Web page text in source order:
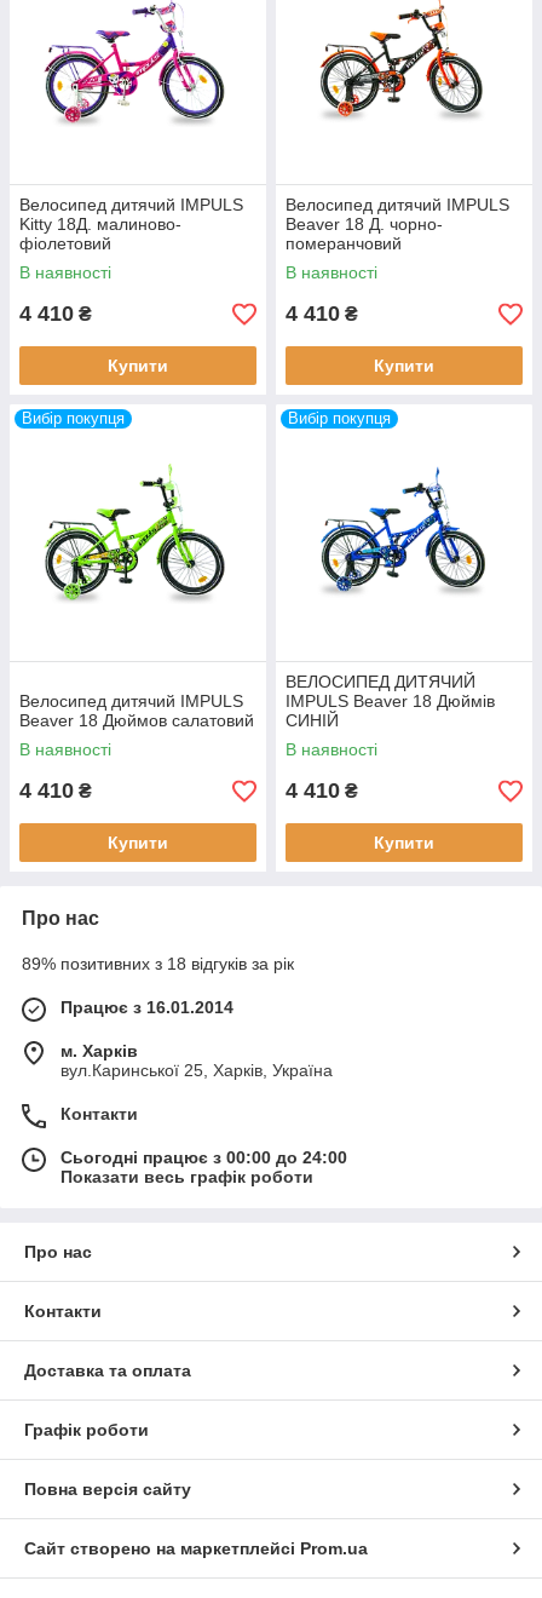
Велосипед дитячий IMPULS
Kitty 18Д. малиново-
фіолетовий
В наявності
4 410 ₴
Купити
Велосипед дитячий IMPULS
Beaver 18 Д. чорно-
померанчовий
В наявності
4 410 ₴
Купити
Вибір покупця
Велосипед дитячий IMPULS
Beaver 18 Дюймов салатовий
В наявності
4 410 ₴
Купити
Вибір покупця
ВЕЛОСИПЕД ДИТЯЧИЙ
IMPULS Beaver 18 Дюймів
СИНІЙ
В наявності
4 410 ₴
Купити
Про нас
89% позитивних з 18 відгуків за рік
Працює з 16.01.2014
м. Харків
вул.Каринської 25, Харків, Україна
Контакти
Сьогодні працює з 00:00 до 24:00
Показати весь графік роботи
Про нас
Контакти
Доставка та оплата
Графік роботи
Повна версія сайту
Сайт створено на маркетплейсі Prom.ua